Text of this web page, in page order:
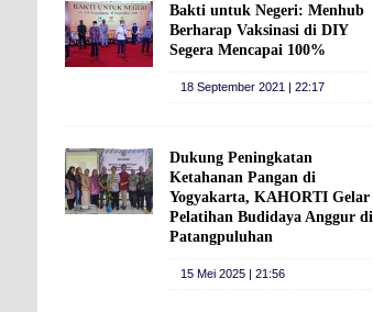
Bakti untuk Negeri: Menhub
Berharap Vaksinasi di DIY
Segera Mencapai 100%
18 September 2021 | 22:17
Dukung Peningkatan
Ketahanan Pangan di
Yogyakarta, KAHORTI Gelar
Pelatihan Budidaya Anggur di
Patangpuluhan
15 Mei 2025 | 21:56